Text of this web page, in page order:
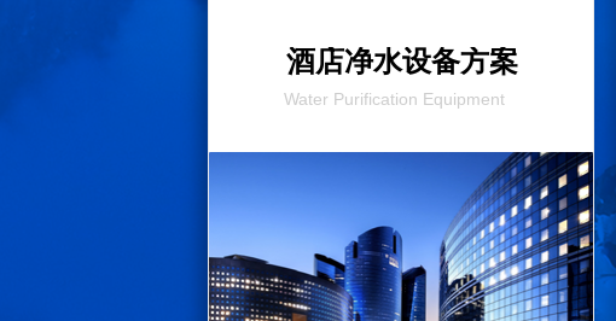
Water Purification Equipment
酒店净水设备方案